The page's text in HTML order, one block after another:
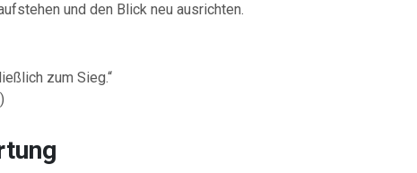
und den Blick neu ausrichten.
zum Sieg.“